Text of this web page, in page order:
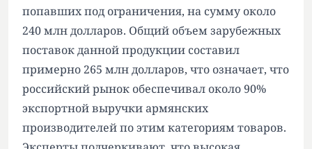
попавших под ограничения, на сумму около
240 млн долларов. Общий объем зарубежных
поставок данной продукции составил
примерно 265 млн долларов, что означает, что
российский рынок обеспечивал около 90%
экспортной выручки армянских
производителей по этим категориям товаров.